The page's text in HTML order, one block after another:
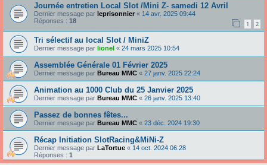
Journée entretien Local Slot /Mini Z- samedi 12 Avril
Dernier message par leprisonnier « 14 avr. 2025 09:44
Réponses : 18 1 2
Tri sélectif au local Slot / MiniZ
Dernier message par lionel « 24 mars 2025 10:54
Assemblée Générale 01 Février 2025
Dernier message par Bureau MMC « 27 janv. 2025 22:24
Animation au 1000 Club du 25 Janvier 2025
Dernier message par Bureau MMC « 26 janv. 2025 13:40
Passez de bonnes fêtes...
Dernier message par Bureau MMC « 23 déc. 2024 19:30
Récap Initiation SlotRacing&MiNi-Z
Dernier message par LaTortue « 14 oct. 2024 06:28
Réponses : 1